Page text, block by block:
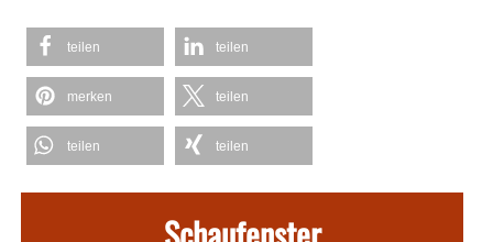
teilen teilen
merken teilen
teilen teilen